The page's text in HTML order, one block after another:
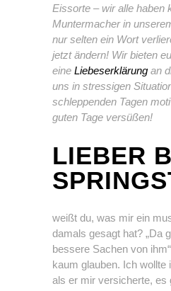
Eissorte – wir alle haben
Muntermacher in
nur selten ein Wort
jetzt ändern! Wir bieten
eine Liebeserklärung an
uns in stressigen
schleppenden Tagen
guten Tage versüßen!
LIEBER
weißt du, was mir ein
damals gesagt hat? „Da
bessere Sachen von
kaum glauben. Ich wollte
als er mir versicherte, es